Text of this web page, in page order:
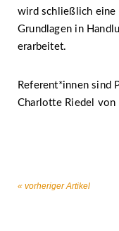
wird schließlich eine
Grundlagen in
erarbeitet.
Referent*innen sind
Charlotte Riedel von
« vorheriger Artikel